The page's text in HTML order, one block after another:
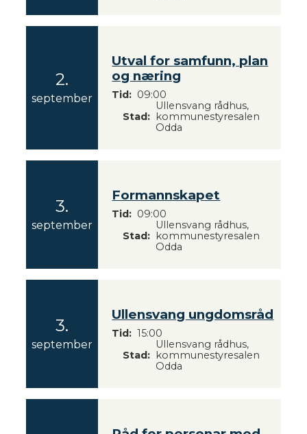
m
r
2.
september
2
Utval for samfunn, plan
og næring
Tid
09:00
Stad
Ullensvang rådhus,
kommunestyresalen
Odda
3.
september
2
6
Formannskapet
Tid
09:00
Stad
Ullensvang rådhus,
kommunestyresalen
Odda
3.
september
2
6
Ullensvang ungdomsråd
Tid
15:00
Stad
Ullensvang rådhus,
kommunestyresalen
Odda